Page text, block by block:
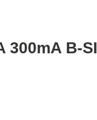
300mA B-SI